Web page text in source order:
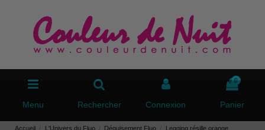
Menu Rechercher Connexion
0
Panier
Accueil L'Univers du Fluo Déguisement Fluo Legging résille orange